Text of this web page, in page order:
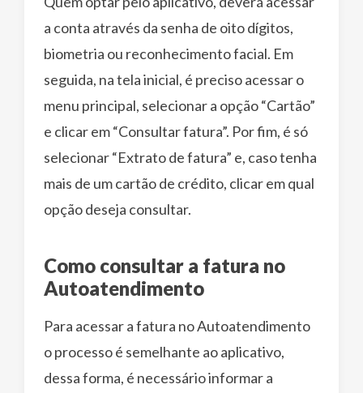
a conta através da senha de oito dígitos,
biometria ou reconhecimento facial. Em
seguida, na tela inicial, é preciso acessar o
menu principal, selecionar a opção “Cartão”
e clicar em “Consultar fatura”. Por fim, é só
selecionar “Extrato de fatura” e, caso tenha
mais de um cartão de crédito, clicar em qual
opção deseja consultar.
Como consultar a fatura no
Autoatendimento
Para acessar a fatura no Autoatendimento
o processo é semelhante ao aplicativo,
dessa forma, é necessário informar a